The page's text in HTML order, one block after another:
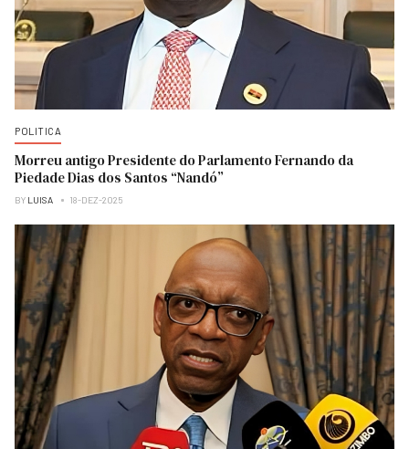
POLITICA
Morreu antigo Presidente do Parlamento Fernando da
Piedade Dias dos Santos “Nandó”
BY LUISA 18-DEZ-2025